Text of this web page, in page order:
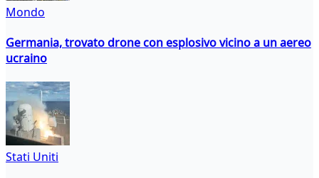
Mondo
Germania, trovato drone con esplosivo vicino a un aereo
ucraino
Stati Uniti